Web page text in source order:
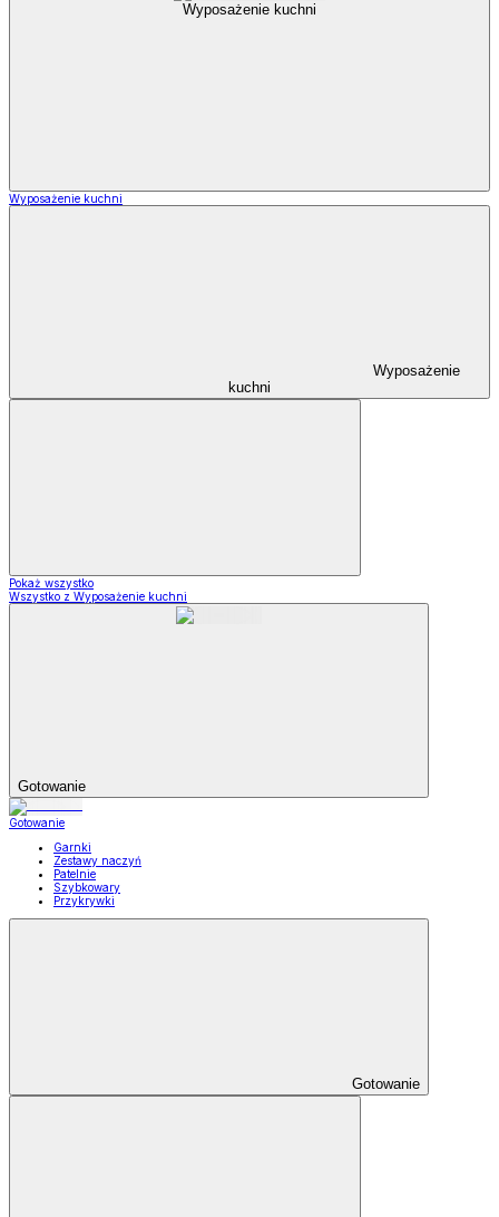
Wyposażenie kuchni
Wyposażenie kuchni
Wyposażenie
kuchni
Pokaż wszystko
Wszystko z Wyposażenie kuchni
Gotowanie
Gotowanie
Garnki
Zestawy naczyń
Patelnie
Szybkowary
Przykrywki
Gotowanie